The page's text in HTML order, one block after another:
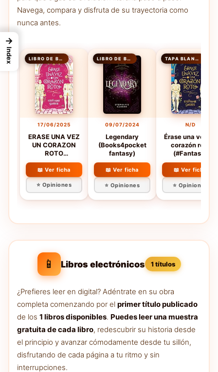
Navega, compara y disfruta de su trayectoria como
nunca antes.
LIBRO DE BOLSILLO
17/06/2025
ERASE UNA VEZ
UN CORAZON
ROTO
(Books4pocket
narrativa)
📖 Ver ficha
⭐ Opiniones
LIBRO DE BOLSILLO
09/07/2024
Legendary
(Books4pocket
fantasy)
📖 Ver ficha
⭐ Opiniones
TAPA BLANDA
N/D
Érase una vez un
corazón roto
(#Fantasy)
📖 Ver ficha
⭐ Opiniones
📱 Libros electrónicos 1 títulos
¿Prefieres leer en digital? Adéntrate en su obra
completa comenzando por el primer título publicado
de los 1 libros disponibles. Puedes leer una muestra
gratuita de cada libro, redescubrir su historia desde
el principio y avanzar cómodamente desde tu sillón,
disfrutando de cada página a tu ritmo y sin
interrupciones.
→
Index